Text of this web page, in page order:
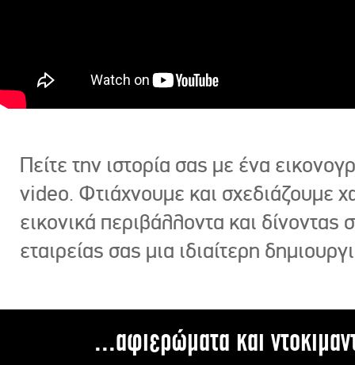
Πείτε την ιστορία σας με ένα
video. Φτιάχνουμε και σχεδιάζουμε
εικονικά περιβάλλοντα και δίνοντας
εταιρείας σας μια ιδιαίτερη
...αφιερώματα και